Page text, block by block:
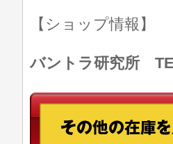
【ショップ情報】
バントラ研究所